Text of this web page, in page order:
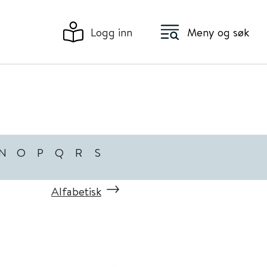
Logg inn Meny og søk
O P Q R S
Alfabetisk